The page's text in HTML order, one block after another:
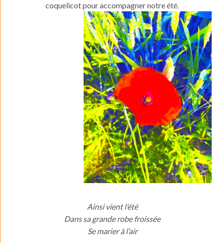
coquelicot pour accompagner notre été.
Ainsi vient l’été
Dans sa grande robe froissée
Se marier à l’air